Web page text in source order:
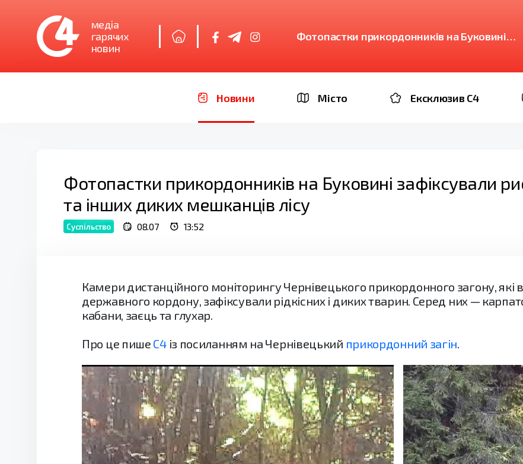
медіа
гарячих
новин
Фотопастки прикордонників на Буковині
Новини Місто Ексклюзив C4
Фотопастки прикордонників на Буковині зафіксували
та інших диких мешканців лісу
Суспільство 08.07 13:52
Камери дистанційного моніторингу Чернівецького прикордонного загону,
державного кордону, зафіксували рідкісних і диких тварин. Серед них —
кабани, заєць та глухар.
Про це пише С4із посиланням на Чернівецький прикордонний загін.